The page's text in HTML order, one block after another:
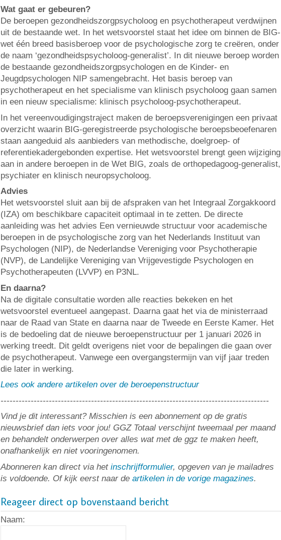
Wat gaat er gebeuren?
De beroepen gezondheidszorgpsycholoog en psychotherapeut verdwijnen
uit de bestaande wet. In het wetsvoorstel staat het idee om binnen de BIG-
wet één breed basisberoep voor de psychologische zorg te creëren, onder
de naam ‘gezondheidspsycholoog-generalist’. In dit nieuwe beroep worden
de bestaande gezondheidszorgpsychologen en de Kinder- en
Jeugdpsychologen NIP samengebracht. Het basis beroep van
psychotherapeut en het specialisme van klinisch psycholoog gaan samen
in een nieuw specialisme: klinisch psycholoog-psychotherapeut.
In het vereenvoudigingstraject maken de beroepsverenigingen een privaat
overzicht waarin BIG-geregistreerde psychologische beroepsbeoefenaren
staan aangeduid als aanbieders van methodische, doelgroep- of
referentiekadergebonden expertise. Het wetsvoorstel brengt geen wijziging
aan in andere beroepen in de Wet BIG, zoals de orthopedagoog-generalist,
psychiater en klinisch neuropsycholoog.
Advies
Het wetsvoorstel sluit aan bij de afspraken van het Integraal Zorgakkoord
(IZA) om beschikbare capaciteit optimaal in te zetten. De directe
aanleiding was het advies Een vernieuwde structuur voor academische
beroepen in de psychologische zorg van het Nederlands Instituut van
Psychologen (NIP), de Nederlandse Vereniging voor Psychotherapie
(NVP), de Landelijke Vereniging van Vrijgevestigde Psychologen en
Psychotherapeuten (LVVP) en P3NL.
En daarna?
Na de digitale consultatie worden alle reacties bekeken en het
wetsvoorstel eventueel aangepast. Daarna gaat het via de ministerraad
naar de Raad van State en daarna naar de Tweede en Eerste Kamer. Het
is de bedoeling dat de nieuwe beroepenstructuur per 1 januari 2026 in
werking treedt. Dit geldt overigens niet voor de bepalingen die gaan over
de psychotherapeut. Vanwege een overgangstermijn van vijf jaar treden
die later in werking.
Lees ook andere artikelen over de beroepenstructuur
-----------------------------------------------------------------------------------------
Vind je dit interessant? Misschien is een abonnement op de gratis
nieuwsbrief dan iets voor jou! GGZ Totaal verschijnt tweemaal per maand
en behandelt onderwerpen over alles wat met de ggz te maken heeft,
onafhankelijk en niet vooringenomen.
Abonneren kan direct via het inschrijfformulier, opgeven van je mailadres
is voldoende. Of kijk eerst naar de artikelen in de vorige magazines.
Reageer direct op bovenstaand bericht
Naam: